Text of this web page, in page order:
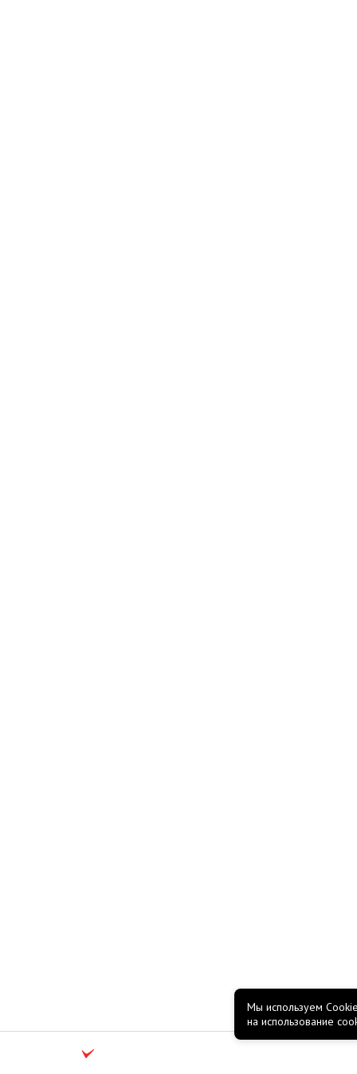
Мы используем
на использование